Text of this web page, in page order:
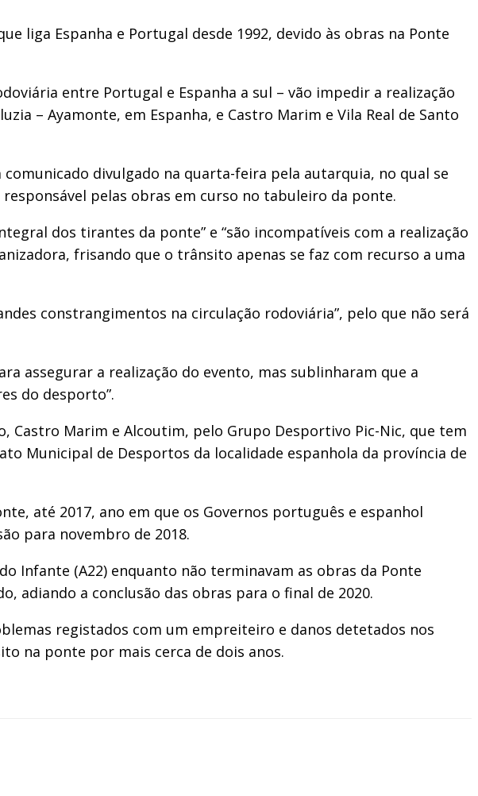
liga Espanha e Portugal desde 1992, devido às obras na Ponte
entre Portugal e Espanha a sul – vão impedir a realização
– Ayamonte, em Espanha, e Castro Marim e Vila Real de Santo
divulgado na quarta-feira pela autarquia, no qual se
pelas obras em curso no tabuleiro da ponte.
dos tirantes da ponte” e “são incompatíveis com a realização
frisando que o trânsito apenas se faz com recurso a uma
constrangimentos na circulação rodoviária”, pelo que não será
assegurar a realização do evento, mas sublinharam que a
do desporto”.
Castro Marim e Alcoutim, pelo Grupo Desportivo Pic-Nic, que tem
Municipal de Desportos da localidade espanhola da província de
até 2017, ano em que os Governos português e espanhol
para novembro de 2018.
Infante (A22) enquanto não terminavam as obras da Ponte
adiando a conclusão das obras para o final de 2020.
registados com um empreiteiro e danos detetados nos
na ponte por mais cerca de dois anos.